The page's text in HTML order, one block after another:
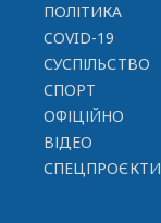
ПОЛІТИКА
COVID-19
СУСПІЛЬСТВО
СПОРТ
ОФІЦІЙНО
ВІДЕО
СПЕЦПРОЄКТИ